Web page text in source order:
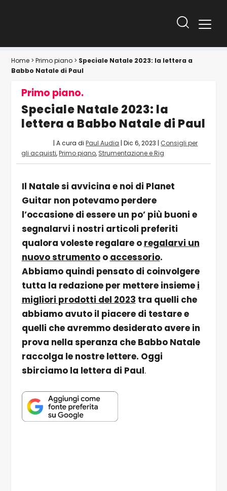
Home >Primo piano > Speciale Natale 2023: la lettera a
Babbo Natale di Paul
Primo piano.
Speciale Natale 2023: la
lettera a Babbo Natale di Paul
| A cura diPaul Audia |Dic 6, 2023 | Consigli per
gli acquisti,Primo piano, Strumentazione e Rig
Il Natale si avvicina e noi di Planet
Guitar non potevamo perdere
l’occasione di essere un po’ più buoni e
segnalarvi i nostri articoli preferiti
qualora voleste regalare o regalarvi un
nuovo strumentoo accessorio.
Abbiamo quindi pensato di coinvolgere
tutta la redazione per mettere insieme i
migliori prodotti del 2023 tra quelli che
abbiamo avuto il piacere di testare e
quelli che avremmo desiderato avere in
prova nella speranza che Babbo Natale
raccolga le nostre lettere. Oggi
sbirciamo la lettera di Paul.